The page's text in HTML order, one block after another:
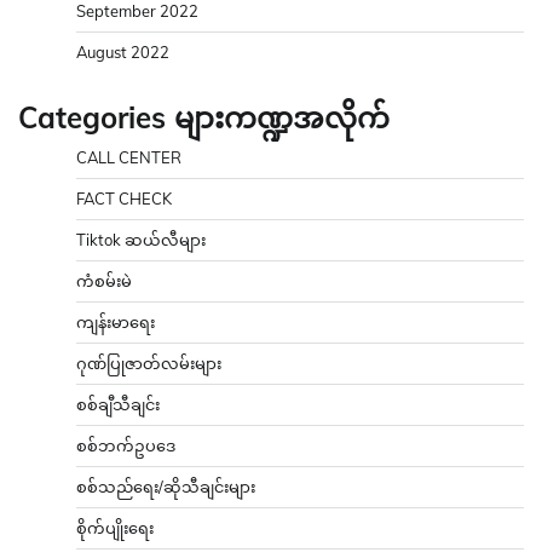
September 2022
August 2022
Categories များကဏ္ဍအလိုက်
CALL CENTER
FACT CHECK
Tiktok ဆယ်လီများ
ကံစမ်းမဲ
ကျန်းမာရေး
ဂုဏ်ပြုဇာတ်လမ်းများ
စစ်ချီသီချင်း
စစ်ဘက်ဥပဒေ
စစ်သည်ရေး/ဆိုသီချင်းများ
စိုက်ပျိုးရေး